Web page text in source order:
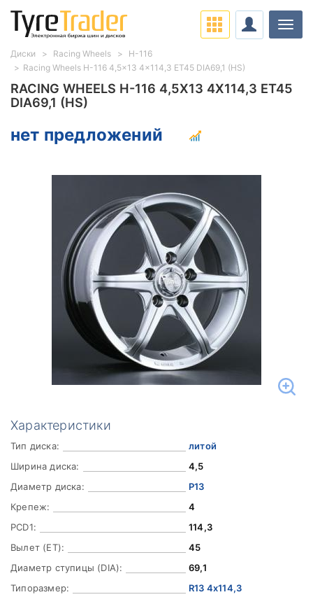
RACING WHEELS H-116 4,5X13 4X114,3 ET45
DIA69,1 (HS)
нет предложений
Характеристики
Тип диска:
литой
Ширина диска:
4,5
Диаметр диска:
Р13
Крепеж:
4
PCD1:
114,3
Вылет (ET):
45
Диаметр ступицы (DIA):
69,1
Типоразмер:
R13 4x114,3
Диски Racing Wheels
H-116
Racing Wheels H-116 4,5x13 4x114,3 ET45 DIA69,1 (HS)